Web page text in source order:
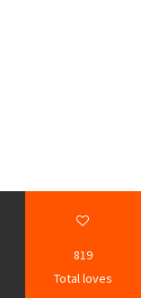
819
Total loves